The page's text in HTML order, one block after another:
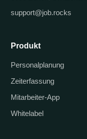
support@job.rocks
Produkt
Personalplanung
Zeiterfassung
Mitarbeiter-App
Whitelabel